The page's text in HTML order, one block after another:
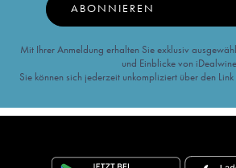
ABONNIEREN
Mit Ihrer Anmeldung erhalten Sie exklusiv
und Einblicke von
Sie können sich jederzeit unkompliziert über den